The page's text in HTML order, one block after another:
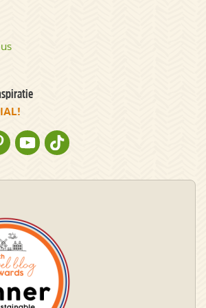
OP FACEBOOKOP INSTAGRAM
OP PINTEREST
NATURESCANNER OP YOUTUBE
NATURESCANNER OP TIKTOK